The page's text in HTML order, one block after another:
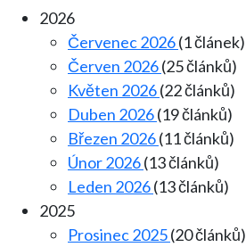
2026
Červenec 2026(1 článek)
Červen 2026(25 článků)
Květen 2026(22 článků)
Duben 2026(19 článků)
Březen 2026(11 článků)
Únor 2026(13 článků)
Leden 2026(13 článků)
2025
Prosinec 2025(20 článků)